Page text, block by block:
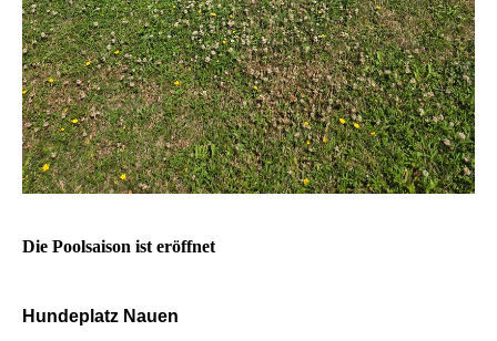
Die Poolsaison ist eröffnet
Hundeplatz Nauen